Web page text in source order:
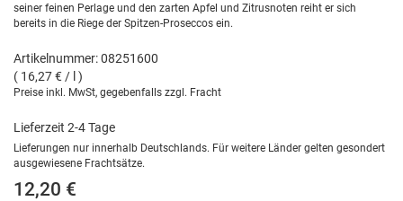
seiner feinen Perlage und den zarten Apfel und Zitrusnoten reiht er sich
bereits in die Riege der Spitzen-Proseccos ein.
Artikelnummer: 08251600
( 16,27 € / l )
Preise inkl. MwSt, gegebenfalls zzgl. Fracht
Lieferzeit 2-4 Tage
Lieferungen nur innerhalb Deutschlands. Für weitere Länder gelten gesondert
ausgewiesene Frachtsätze.
12,20 €